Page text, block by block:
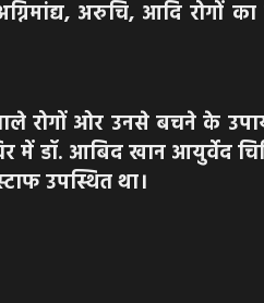
अरुचि, आदि
रोगों ओर उनसे बचने के
में डॉ. आबिद खान आयुर्वेद
उपस्थित था।